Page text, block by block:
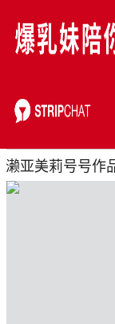
濑亚美莉号号作